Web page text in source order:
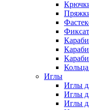
Иглы
Иглы
Иглы
Иглы